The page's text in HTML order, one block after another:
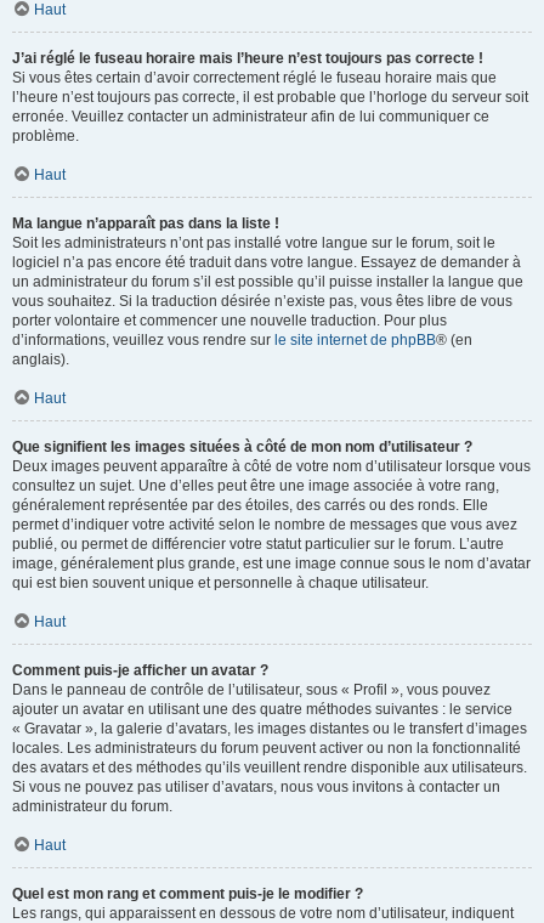
Haut
J’ai réglé le fuseau horaire mais l’heure n’est toujours pas correcte !
Si vous êtes certain d’avoir correctement réglé le fuseau horaire mais que
l’heure n’est toujours pas correcte, il est probable que l’horloge du serveur soit
erronée. Veuillez contacter un administrateur afin de lui communiquer ce
problème.
Haut
Ma langue n’apparaît pas dans la liste !
Soit les administrateurs n’ont pas installé votre langue sur le forum, soit le
logiciel n’a pas encore été traduit dans votre langue. Essayez de demander à
un administrateur du forum s’il est possible qu’il puisse installer la langue que
vous souhaitez. Si la traduction désirée n’existe pas, vous êtes libre de vous
porter volontaire et commencer une nouvelle traduction. Pour plus
d’informations, veuillez vous rendre sur le site internet de phpBB® (en
anglais).
Haut
Que signifient les images situées à côté de mon nom d’utilisateur ?
Deux images peuvent apparaître à côté de votre nom d’utilisateur lorsque vous
consultez un sujet. Une d’elles peut être une image associée à votre rang,
généralement représentée par des étoiles, des carrés ou des ronds. Elle
permet d’indiquer votre activité selon le nombre de messages que vous avez
publié, ou permet de différencier votre statut particulier sur le forum. L’autre
image, généralement plus grande, est une image connue sous le nom d’avatar
qui est bien souvent unique et personnelle à chaque utilisateur.
Haut
Comment puis-je afficher un avatar ?
Dans le panneau de contrôle de l’utilisateur, sous « Profil », vous pouvez
ajouter un avatar en utilisant une des quatre méthodes suivantes : le service
« Gravatar », la galerie d’avatars, les images distantes ou le transfert d’images
locales. Les administrateurs du forum peuvent activer ou non la fonctionnalité
des avatars et des méthodes qu’ils veuillent rendre disponible aux utilisateurs.
Si vous ne pouvez pas utiliser d’avatars, nous vous invitons à contacter un
administrateur du forum.
Haut
Quel est mon rang et comment puis-je le modifier ?
Les rangs, qui apparaissent en dessous de votre nom d’utilisateur, indiquent